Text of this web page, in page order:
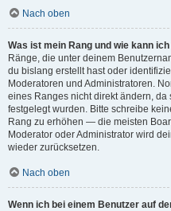
Nach oben
Was ist mein Rang und wie kann
Ränge, die unter deinem
du bislang erstellt hast oder
Moderatoren und Administratoren.
eines Ranges nicht direkt ändern,
festgelegt wurden. Bitte schreibe
Rang zu erhöhen — die meisten
Moderator oder Administrator wird
wieder zurücksetzen.
Nach oben
Wenn ich bei einem Benutzer auf